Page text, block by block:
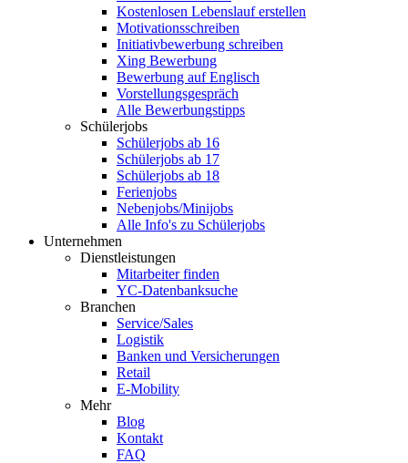
Kostenlosen Lebenslauf erstellen
Motivationsschreiben
Initiativbewerbung schreiben
Xing Bewerbung
Bewerbung auf Englisch
Vorstellungsgespräch
Alle Bewerbungstipps
Schülerjobs
Schülerjobs ab 16
Schülerjobs ab 17
Schülerjobs ab 18
Ferienjobs
Nebenjobs/Minijobs
Alle Info's zu Schülerjobs
Unternehmen
Dienstleistungen
Mitarbeiter finden
YC-Datenbanksuche
Branchen
Service/Sales
Logistik
Banken und Versicherungen
Retail
E-Mobility
Mehr
Blog
Kontakt
FAQ